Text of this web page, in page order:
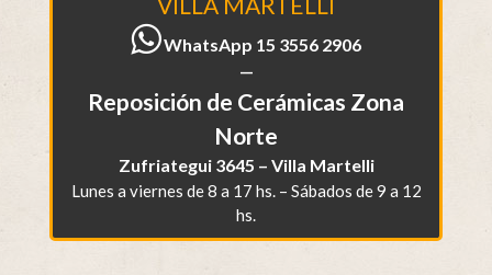
WhatsApp 15 3556 2906
—
Reposición de Cerámicas Zona
Norte
Zufriategui 3645 – Villa Martelli
Lunes a viernes de 8 a 17 hs. – Sábados de 9 a 12
hs.